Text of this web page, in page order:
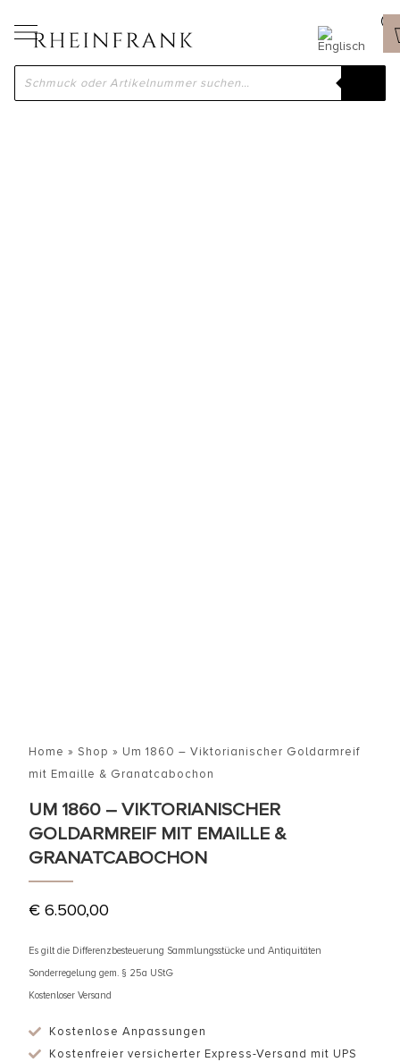
Home » Shop » Um 1860 – Viktorianischer Goldarmreif
mit Emaille & Granatcabochon
UM 1860 – VIKTORIANISCHER
GOLDARMREIF MIT EMAILLE &
GRANATCABOCHON
€ 6.500,00
Es gilt die Differenzbesteuerung Sammlungsstücke und Antiquitäten
Sonderregelung gem. § 25a UStG
Kostenloser Versand
Kostenlose Anpassungen
Kostenfreier versicherter Express-Versand mit UPS